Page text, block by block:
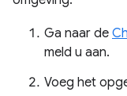
Ga naar de
meld u aan.
Voeg het